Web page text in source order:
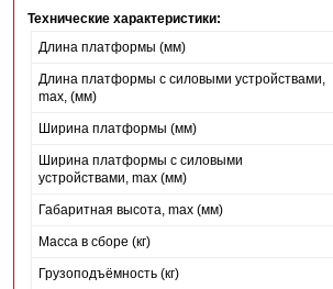
Технические характеристики:
Длина платформы (мм)
Длина платформы с силовыми устройствами,
max, (мм)
Ширина платформы (мм)
Ширина платформы с силовыми
устройствами, max (мм)
Габаритная высота, max (мм)
Масса в сборе (кг)
Грузоподъёмность (кг)